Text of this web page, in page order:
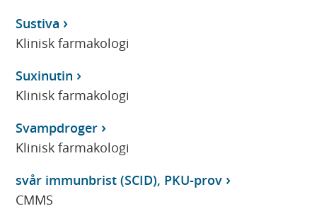
Sustiva
Klinisk farmakologi
Suxinutin
Klinisk farmakologi
Svampdroger
Klinisk farmakologi
svår immunbrist (SCID), PKU-prov
CMMS